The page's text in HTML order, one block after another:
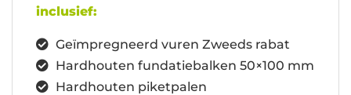
inclusief:
Geïmpregneerd vuren Zweeds rabat
Hardhouten fundatiebalken 50×100 mm
Hardhouten piketpalen